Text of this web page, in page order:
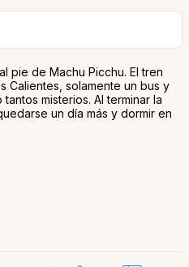
pie de Machu Picchu. El tren
Calientes, solamente un bus y
misterios. Al terminar la
un día más y dormir en